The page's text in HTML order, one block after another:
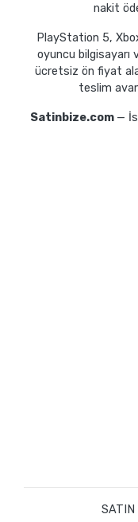
nakit
PlayStation 5,
oyuncu bilgisayarı
ücretsiz ön fiyat
teslim
Satinbize.com —
SATIN